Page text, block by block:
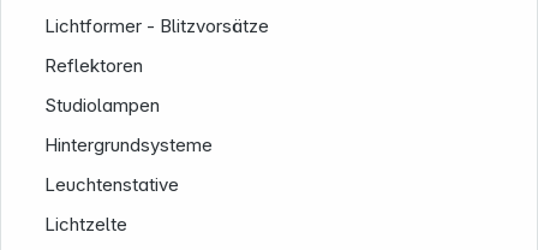
Lichtformer - Blitzvorsätze
Reflektoren
Studiolampen
Hintergrundsysteme
Leuchtenstative
Lichtzelte
Folgen Sie uns auf